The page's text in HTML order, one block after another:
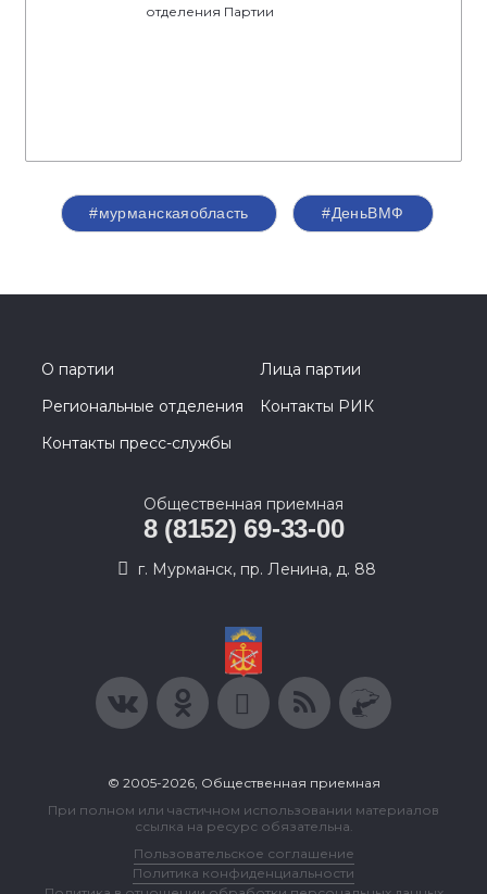
отделения Партии
#мурманскаяобласть #ДеньВМФ
О партии
Лица партии
Региональные отделения
Контакты РИК
Контакты пресс-службы
Общественная приемная
8 (8152) 69-33-00
г. Мурманск, пр. Ленина, д. 88
© 2005-2026, Общественная приемная
При полном или частичном использовании материалов
ссылка на ресурс обязательна.
Пользовательское соглашение
Политика конфиденциальности